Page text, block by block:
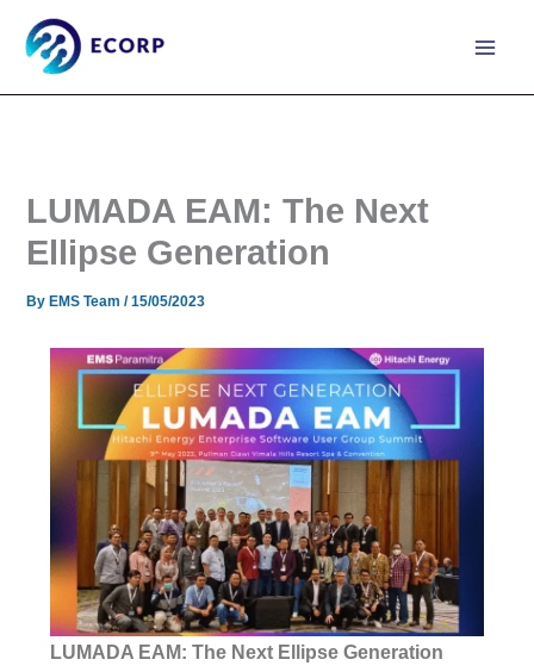
content
LUMADA EAM: The Next
Ellipse Generation
By EMS Team/15/05/2023
LUMADA EAM: The Next Ellipse Generation